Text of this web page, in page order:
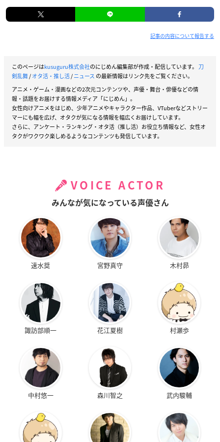
記事の内容について報告する
このページはkusuguru株式会社のにじめん編集部が作成・配信しています。 刀
剣乱舞/オタ活・推し活/ニュース の最新情報はリンク先をご覧ください。
アニメ・ゲーム・漫画などの2次元コンテンツや、声優・舞台・俳優などの情
報・話題をお届けする情報メディア「にじめん」。
女性向けアニメをはじめ、少年アニメやキャラクター作品、VTuberなどストリー
マーにも幅を広げ、オタクが気になる情報を幅広くお届けしています。
さらに、アンケート・ランキング・オタ活（推し活）お役立ち情報など、女性オ
タクがワクワク楽しめるようなコンテンツも発信しています。
VOICE ACTOR
みんなが気になっている声優さん
速水奨 宮野真守 木村昴
諏訪部順一 花江夏樹 村瀬歩
中村悠一 森川智之 武内駿輔